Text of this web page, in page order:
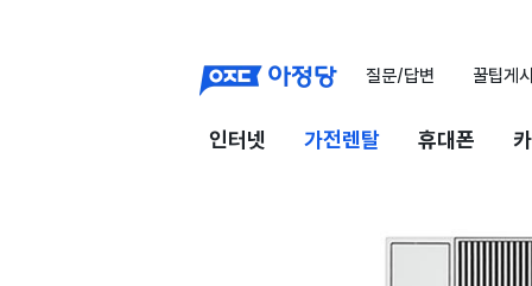
질문/답변 꿀팁게
인터넷 가전렌탈 휴대폰